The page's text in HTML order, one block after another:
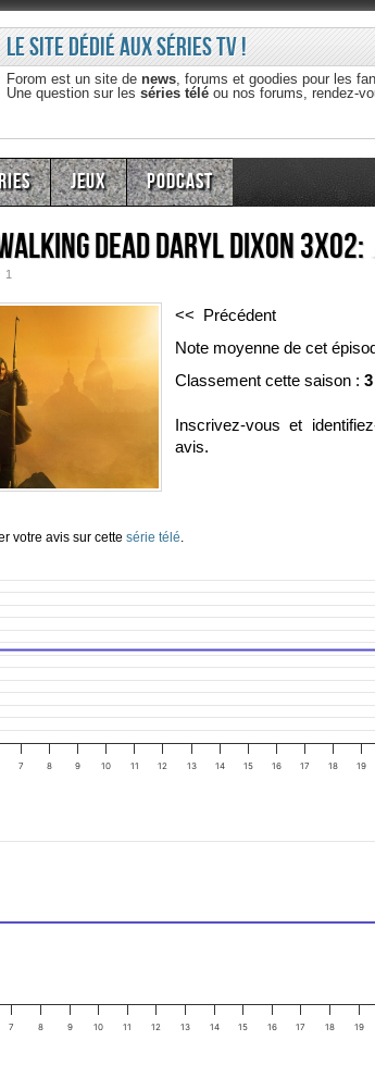
Le site dédié aux séries TV !
Forom est un site de news, forums et goodies pour les
Une question sur les séries téléou nos forums, rendez-
Jeux Podcast
Dead Daryl Dixon 3x02:
1
<< Précédent
Note moyenne de cet
Classement cette saison : 3
Inscrivez-vous et
avis.
votre avis sur cette série télé
7 8 9 10 11 12 13 14 15 16 17 18 19
7 8 9 10 11 12 13 14 15 16 17 18 19